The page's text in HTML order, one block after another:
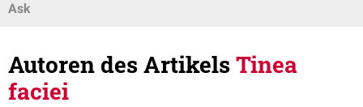
Ask
Autoren des ArtikelsTinea
faciei